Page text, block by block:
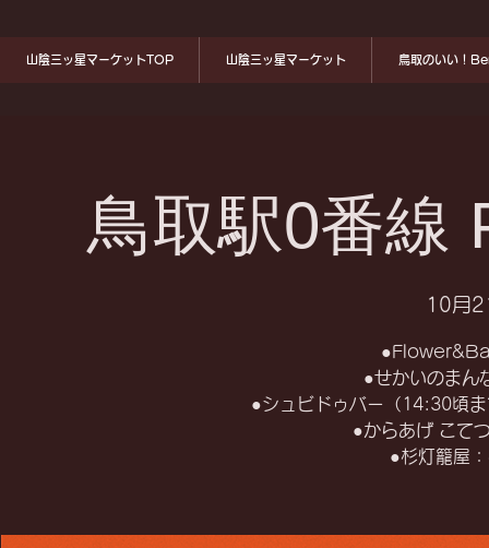
山陰三ッ星マーケットTOP 山陰三ッ星マーケット 鳥取のいい！
鳥取駅0番線
10月
●せかいのまん
●シュビドゥバー（14:30頃
●からあげ こて
●杉灯籠屋